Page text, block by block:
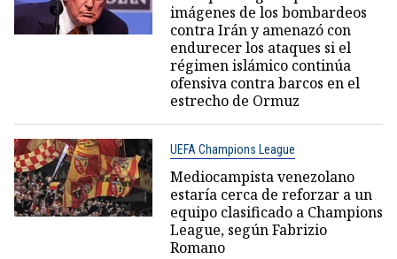
imágenes de los bombardeos
contra Irán y amenazó con
endurecer los ataques si el
régimen islámico continúa
ofensiva contra barcos en el
estrecho de Ormuz
UEFA Champions League
Mediocampista venezolano
estaría cerca de reforzar a un
equipo clasificado a Champions
League, según Fabrizio
Romano